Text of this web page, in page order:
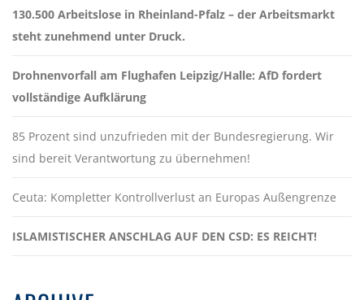
130.500 Arbeitslose in Rheinland-Pfalz – der Arbeitsmarkt
steht zunehmend unter Druck.
Drohnenvorfall am Flughafen Leipzig/Halle: AfD fordert
vollständige Aufklärung
85 Prozent sind unzufrieden mit der Bundesregierung. Wir
sind bereit Verantwortung zu übernehmen!
Ceuta: Kompletter Kontrollverlust an Europas Außengrenze
ISLAMISTISCHER ANSCHLAG AUF DEN CSD: ES REICHT!